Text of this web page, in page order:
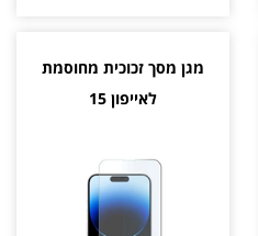
מגן מסך זכוכית מחוסמת
לאייפון 15